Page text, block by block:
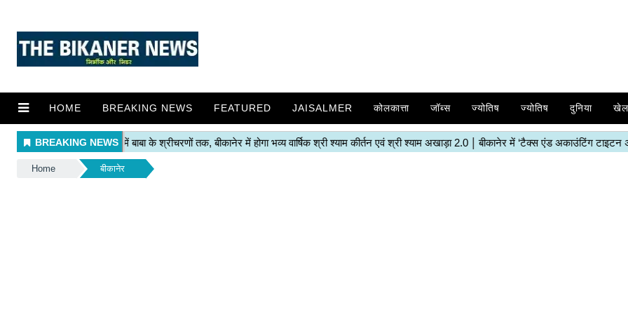
HOME BREAKING NEWS FEATURED JAISALMER कोलकात्ता जॉब्स ज्योतिष ज्योतिष दुनिया खेल
Home बीकानेर